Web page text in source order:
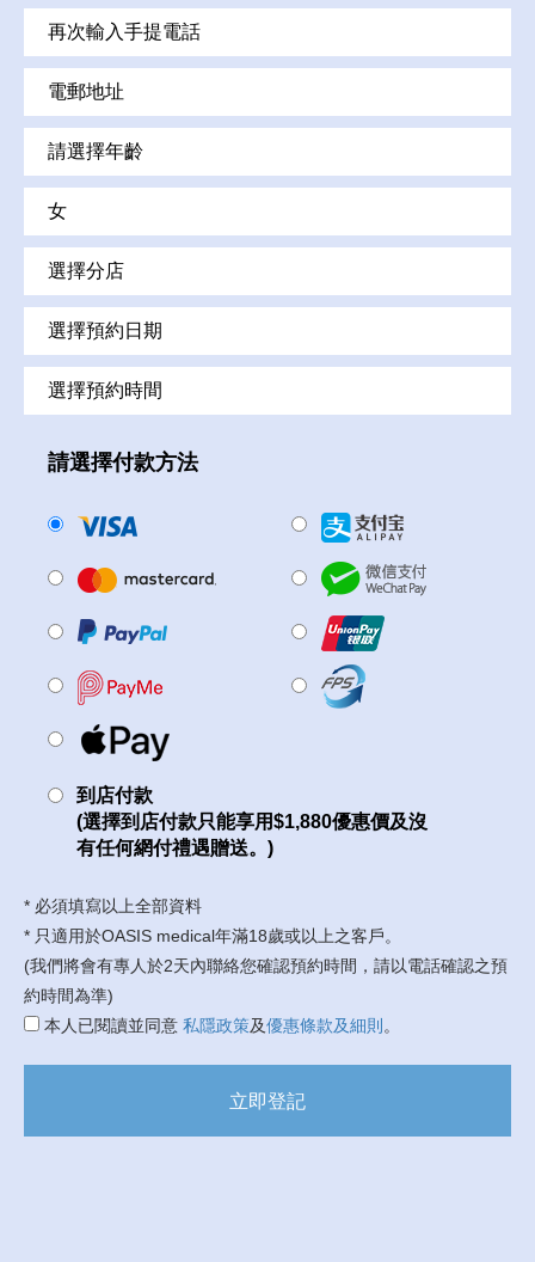
請選擇付款方法
到店付款
(選擇到店付款只能享用$1,880優惠價及沒
有任何網付禮遇贈送。)
* 必須填寫以上全部資料
* 只適用於OASIS medical年滿18歲或以上之客戶。
(我們將會有專人於2天內聯絡您確認預約時間，請以電話確認之預
約時間為準)
本人已閱讀並同意 私隱政策及優惠條款及細則 。